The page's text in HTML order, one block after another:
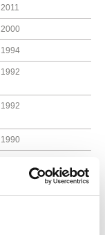
2011
2000
1994
1992
1992
1990